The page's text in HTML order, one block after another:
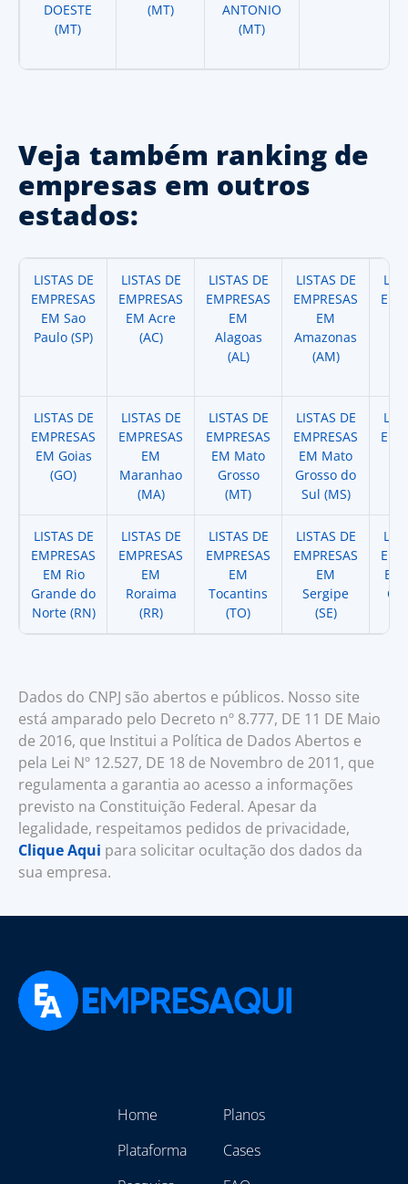
DOESTE
(MT)
(MT)
ANTONIO
(MT)
Veja também ranking de
empresas em outros
estados:
LISTAS DE
EMPRESAS
EM Sao
Paulo (SP)
LISTAS DE
EMPRESAS
EM Acre
(AC)
LISTAS DE
EMPRESAS
EM
Alagoas
(AL)
LISTAS DE
EMPRESAS
EM
Amazonas
(AM)
LISTAS DE
EMPRESAS
EM Goias
(GO)
LISTAS DE
EMPRESAS
EM
Maranhao
(MA)
LISTAS DE
EMPRESAS
EM Mato
Grosso
(MT)
LISTAS DE
EMPRESAS
EM Mato
Grosso do
Sul (MS)
LISTAS DE
EMPRESAS
EM Rio
Grande do
Norte (RN)
LISTAS DE
EMPRESAS
EM
Roraima
(RR)
LISTAS DE
EMPRESAS
EM
Tocantins
(TO)
LISTAS DE
EMPRESAS
EM
Sergipe
(SE)
EM
Dados do CNPJ são abertos e públicos. Nosso site
está amparado pelo Decreto nº 8.777, DE 11 DE Maio
de 2016, que Institui a Política de Dados Abertos e
pela Lei Nº 12.527, DE 18 de Novembro de 2011, que
regulamenta a garantia ao acesso a informações
previsto na Constituição Federal. Apesar da
legalidade, respeitamos pedidos de privacidade,
Clique Aqui para solicitar ocultação dos dados da
sua empresa.
Home
Plataforma
Planos
Cases